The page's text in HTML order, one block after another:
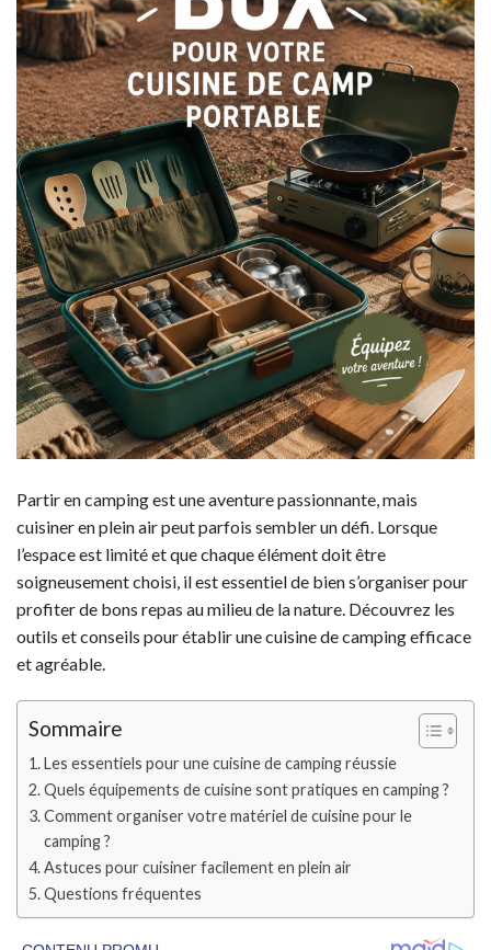
Partir en camping est une aventure passionnante, mais
cuisiner en plein air peut parfois sembler un défi. Lorsque
l’espace est limité et que chaque élément doit être
soigneusement choisi, il est essentiel de bien s’organiser pour
profiter de bons repas au milieu de la nature. Découvrez les
outils et conseils pour établir une cuisine de camping efficace
et agréable.
Sommaire
Les essentiels pour une cuisine de camping réussie
Quels équipements de cuisine sont pratiques en camping ?
Comment organiser votre matériel de cuisine pour le
camping ?
Astuces pour cuisiner facilement en plein air
Questions fréquentes